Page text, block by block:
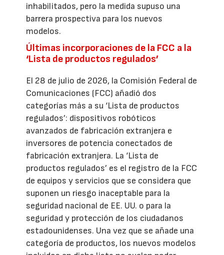
inhabilitados, pero la medida supuso una
barrera prospectiva para los nuevos
modelos.
Últimas incorporaciones de la FCC a la
‘Lista de productos regulados’
El 28 de julio de 2026, la Comisión Federal de
Comunicaciones (FCC) añadió dos
categorías más a su ‘Lista de productos
regulados’: dispositivos robóticos
avanzados de fabricación extranjera e
inversores de potencia conectados de
fabricación extranjera. La ‘Lista de
productos regulados’ es el registro de la FCC
de equipos y servicios que se considera que
suponen un riesgo inaceptable para la
seguridad nacional de EE. UU. o para la
seguridad y protección de los ciudadanos
estadounidenses. Una vez que se añade una
categoría de productos, los nuevos modelos